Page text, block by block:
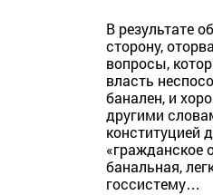
В результате
сторону,
вопросы,
власть
банален, и
другими
конституцией
«гражданское
банальная,
госсистему…